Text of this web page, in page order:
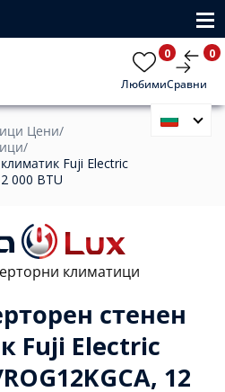
Любими
0
Сравни
0
Цени/
/
Fuji Electric
000 BTU
стенен
Fuji Electric
12
климатици